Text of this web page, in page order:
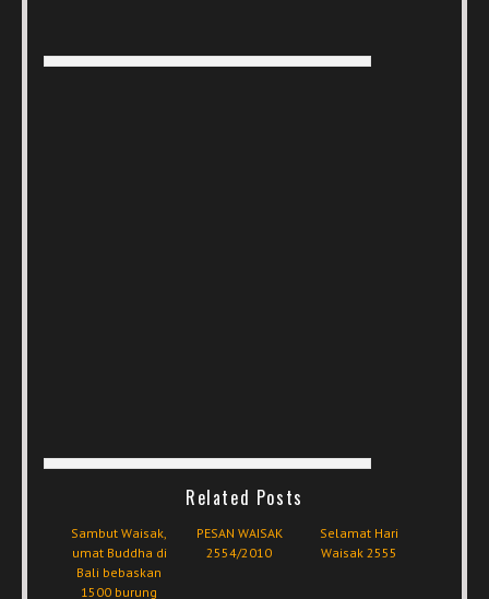
Related Posts
Sambut Waisak,
umat Buddha di
Bali bebaskan
1500 burung
PESAN WAISAK
2554/2010
Selamat Hari
Waisak 2555